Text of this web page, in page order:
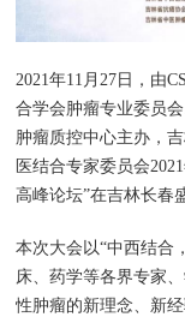
2021年11月27日，由
合学会肿瘤专业委员
肿瘤质控中心主办，
医结合专家委员会
高峰论坛”在吉林长春
本次大会以“中西结合
床、药学等各界专家
性肿瘤的新理念、新